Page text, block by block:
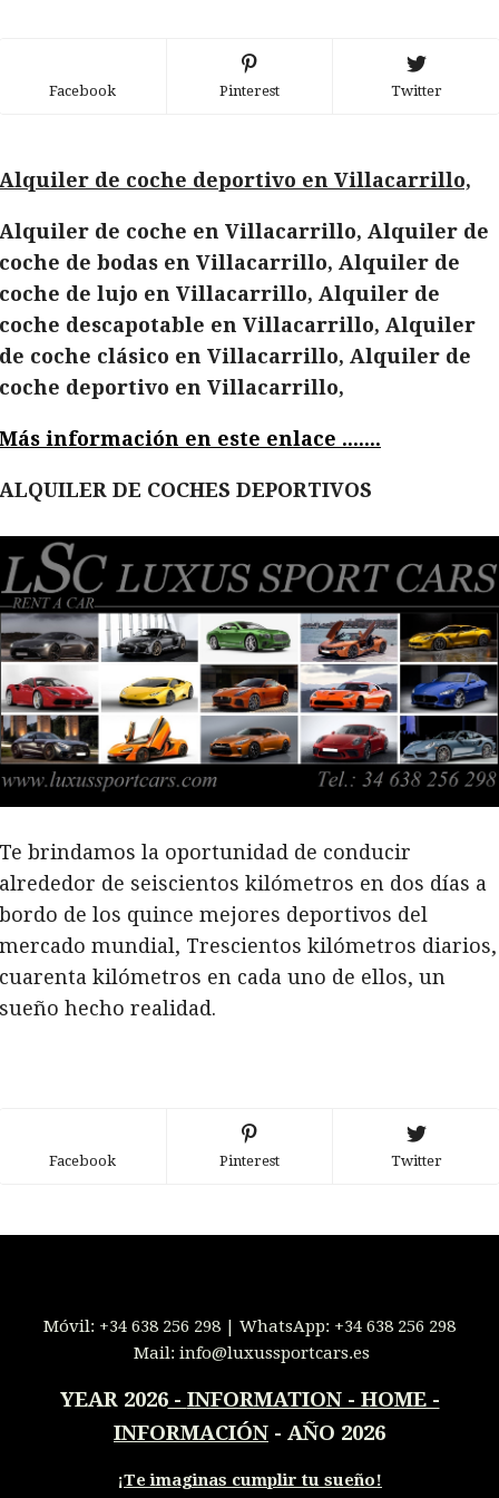
Facebook Pinterest Twitter
Alquiler de coche deportivo en Villacarrillo,
Alquiler de coche en Villacarrillo, Alquiler de
coche de bodas en Villacarrillo, Alquiler de
coche de lujo en Villacarrillo, Alquiler de
coche descapotable en Villacarrillo, Alquiler
de coche clásico en Villacarrillo, Alquiler de
coche deportivo en Villacarrillo,
Más información en este enlace .......
ALQUILER DE COCHES DEPORTIVOS
Te brindamos la oportunidad de conducir
alrededor de seiscientos kilómetros en dos días a
bordo de los quince mejores deportivos del
mercado mundial, Trescientos kilómetros diarios,
cuarenta kilómetros en cada uno de ellos, un
sueño hecho realidad.
Facebook Pinterest Twitter
Móvil: +34 638 256 298 | WhatsApp: +34 638 256 298
Mail: info@luxussportcars.es
YEAR 2026- INFORMATION - HOME -
INFORMACIÓN - AÑO 2026
¡Te imaginas cumplir tu sueño!